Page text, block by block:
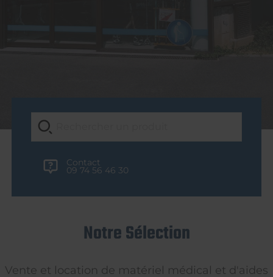
Contact
09 74 56 46 30
Notre Sélection
Vente et location de matériel médical et d'aides